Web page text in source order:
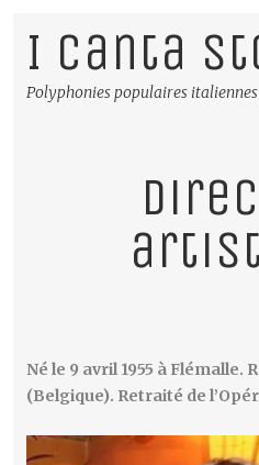
I Canta
Polyphonies populaires italiennes
Né le 9 avril 1955 à Flémalle.
(Belgique). Retraité de